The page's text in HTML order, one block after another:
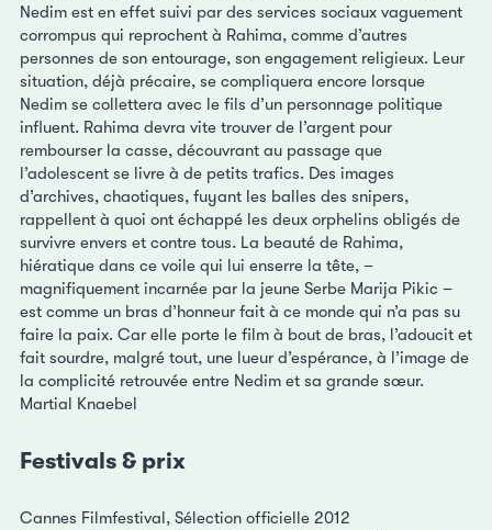
Nedim est en effet suivi par des services sociaux vaguement
corrompus qui reprochent à Rahima, comme d’autres
personnes de son entourage, son engagement religieux. Leur
situation, déjà précaire, se compliquera encore lorsque
Nedim se collettera avec le fils d’un personnage politique
influent. Rahima devra vite trouver de l’argent pour
rembourser la casse, découvrant au passage que
l’adolescent se livre à de petits trafics. Des images
d’archives, chaotiques, fuyant les balles des snipers,
rappellent à quoi ont échappé les deux orphelins obligés de
survivre envers et contre tous. La beauté de Rahima,
hiératique dans ce voile qui lui enserre la tête, –
magnifiquement incarnée par la jeune Serbe Marija Pikic –
est comme un bras d’honneur fait à ce monde qui n’a pas su
faire la paix. Car elle porte le film à bout de bras, l’adoucit et
fait sourdre, malgré tout, une lueur d’espérance, à l’image de
la complicité retrouvée entre Nedim et sa grande sœur.
Martial Knaebel
Festivals & prix
Cannes Filmfestival, Sélection officielle 2012